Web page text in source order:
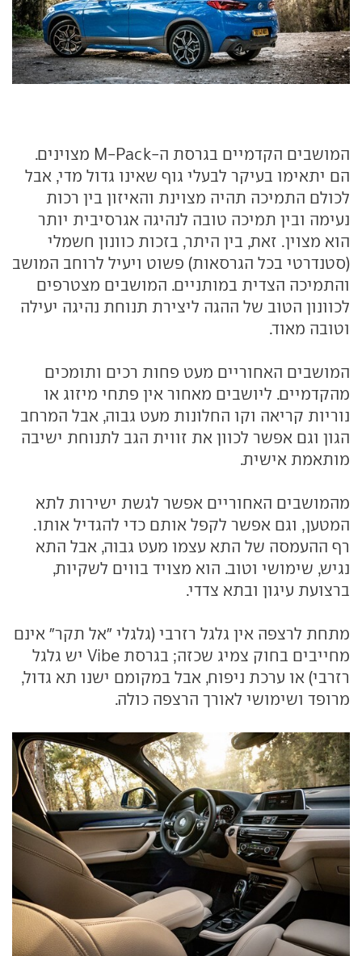
המושבים הקדמיים בגרסת ה-M-Pack מצוינים.
הם יתאימו בעיקר לבעלי גוף שאינו גדול מדי, אבל
לכולם התמיכה תהיה מצוינת והאיזון בין רכות
נעימה ובין תמיכה טובה לנהיגה אגרסיבית יותר
הוא מצוין. זאת, בין היתר, בזכות כוונון חשמלי
(סטנדרטי בכל הגרסאות) פשוט ויעיל לרוחב המושב
והתמיכה הצדית במותניים. המושבים מצטרפים
לכוונון הטוב של ההגה ליצירת תנוחת נהיגה יעילה
וטובה מאוד.
המושבים האחוריים מעט פחות רכים ותומכים
מהקדמיים. ליושבים מאחור אין פתחי מיזוג או
נוריות קריאה וקו החלונות מעט גבוה, אבל המרחב
הגון וגם אפשר לכוון את זווית הגב לתנוחת ישיבה
מותאמת אישית.
מהמושבים האחוריים אפשר לגשת ישירות לתא
המטען, וגם אפשר לקפל אותם כדי להגדיל אותו.
רף ההעמסה של התא עצמו מעט גבוה, אבל התא
נגיש, שימושי וטוב. הוא מצויד בווים לשקיות,
ברצועת עיגון ובתא צדדי.
מתחת לרצפה אין גלגל רזרבי (גלגלי "אל תקר" אינם
מחייבים בחוק צמיג שכזה; בגרסת Vibe יש גלגל
רזרבי) או ערכת ניפוח, אבל במקומם ישנו תא גדול,
מרופד ושימושי לאורך הרצפה כולה.